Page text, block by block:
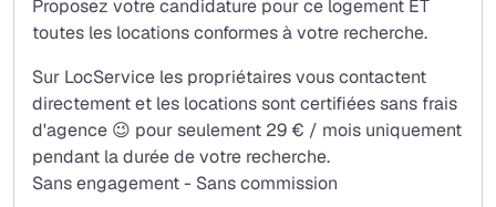
Canapé.
Lit en mezzanine 90 x 200.
WC privatif classique sur palier, équipé lave-linge 5 kg.
Chauffage électrique individuel.
Loyer: 900 €/mois, eau et autres charges de copropriété
comprises, hors électricité, téléphone, box, internet.
Proposez votre candidature pour ce logement ET
toutes les locations conformes à votre recherche.
Sur LocService les propriétaires vous contactent
directement et les locations sont certifiées sans frais
d'agence 😉 pour seulement 29 € / mois uniquement
pendant la durée de votre recherche.
Sans engagement - Sans commission